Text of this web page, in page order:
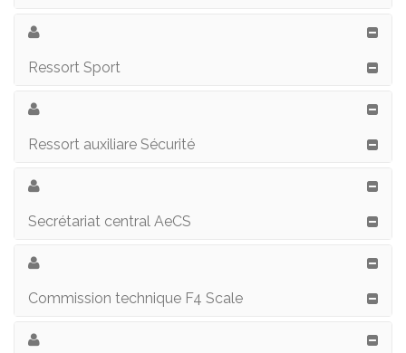
Ressort Sport
Ressort auxiliare Sécurité
Secrétariat central AeCS
Commission technique F4 Scale